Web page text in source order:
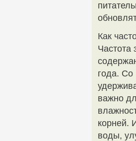
Как
Частота
года. Со
важно
корней.
воды,